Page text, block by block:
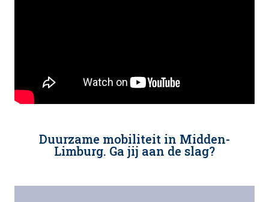
Duurzame mobiliteit in Midden-
Limburg. Ga jij aan de slag?